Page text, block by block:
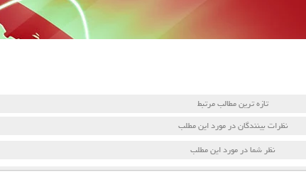
تازه ترین مطالب مرتبط
نظرات بینندگان در مورد این مطلب
نظر شما در مورد این مطلب